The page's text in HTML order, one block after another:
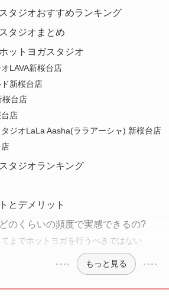
タジオおすすめランキング
タジオまとめ
ットヨガスタジオ
LAVA新桜台店
新桜台店
桜台店
店
ジオLaLa Aasha(ララアーシャ) 新桜台店
タジオランキング
とデメリット
のくらいの頻度で実感できるの?
までホットヨガを行うべきではない
もっと見る